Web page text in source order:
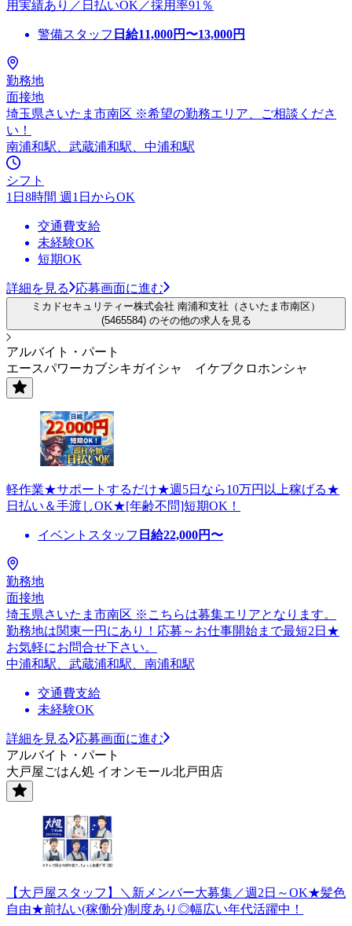
用実績あり／日払いOK／採用率91％
警備スタッフ 日給11,000円〜13,000円
勤務地
面接地
埼玉県さいたま市南区 ※希望の勤務エリア、ご相談くださ
い！
南浦和駅、武蔵浦和駅、中浦和駅
シフト
1日8時間 週1日からOK
交通費支給
未経験OK
短期OK
詳細を見る 応募画面に進む
ミカドセキュリティー株式会社 南浦和支社（さいたま市南区）
(5465584) のその他の求人を見る
アルバイト・パート
エースパワーカブシキガイシャ イケブクロホンシャ
軽作業★サポートするだけ★週5日なら10万円以上稼げる★
日払い＆手渡しOK★[年齢不問]短期OK！
イベントスタッフ 日給22,000円〜
勤務地
面接地
埼玉県さいたま市南区 ※こちらは募集エリアとなります。
勤務地は関東一円にあり！応募～お仕事開始まで最短2日★
お気軽にお問合せ下さい。
中浦和駅、武蔵浦和駅、南浦和駅
交通費支給
未経験OK
詳細を見る
応募画面に進む
アルバイト・パート
大戸屋ごはん処 イオンモール北戸田店
【大戸屋スタッフ】＼新メンバー大募集／週2日～OK★髪色
自由★前払い(稼働分)制度あり◎幅広い年代活躍中！